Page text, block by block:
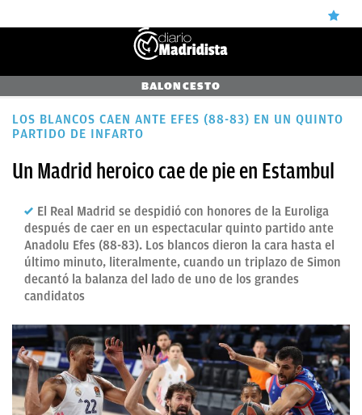
ÚLTIMAS
REAL
MADRID
CANTERA
FICHAJES
DIRECTO
FEMENINO
PAPARAZZI
OKDIARIO
BALONCESTO
LOS BLANCOS CAEN ANTE EFES (88-83) EN UN QUINTO
PARTIDO DE INFARTO
Un Madrid heroico cae de pie en Estambul
El Real Madrid se despidió con honores de la Euroliga
después de caer en un espectacular quinto partido ante
Anadolu Efes (88-83). Los blancos dieron la cara hasta el
último minuto, literalmente, cuando un triplazo de Simon
decantó la balanza del lado de uno de los grandes
candidatos